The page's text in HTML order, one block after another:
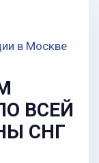
в Москве
ВСЕЙ
СНГ